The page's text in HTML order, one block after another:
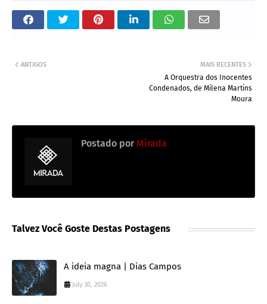
MAIS RECENTES
A Orquestra dos Inocentes
Condenados, de Milena Martins
Moura
ANTIGOS
Postado por Mirada
Talvez Você Goste Destas Postagens
A ideia magna | Dias Campos
July 30, 2026